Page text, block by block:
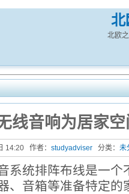
北
北欧
线音响为居家
14:20 作者： studyadviser分类： 未
系统排阵布线是一个
、音箱等准备特定的